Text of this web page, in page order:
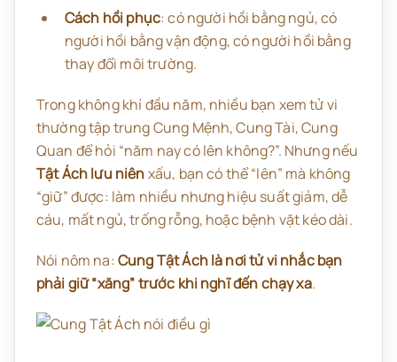
Cách hồi phục: có người hồi bằng ngủ, có
người hồi bằng vận động, có người hồi bằng
thay đổi môi trường.
Trong không khí đầu năm, nhiều bạn xem tử vi
thường tập trung Cung Mệnh, Cung Tài, Cung
Quan để hỏi “năm nay có lên không?”. Nhưng nếu
Tật Ách lưu niênxấu, bạn có thể “lên” mà không
“giữ” được: làm nhiều nhưng hiệu suất giảm, dễ
cáu, mất ngủ, trống rỗng, hoặc bệnh vặt kéo dài.
Nói nôm na:Cung Tật Ách là nơi tử vi nhắc bạn
phải giữ “xăng” trước khi nghĩ đến chạy xa.